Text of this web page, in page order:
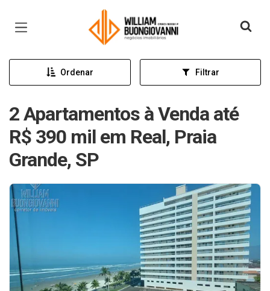
Página inicial
Ordenar Filtrar
2 Apartamentos à Venda até
R$ 390 mil em Real, Praia
Grande, SP